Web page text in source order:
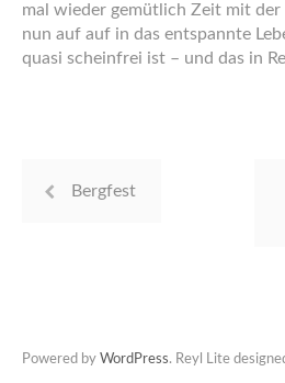
mal wieder gemütlich Zeit mit der
nun auf auf in das entspannte
quasi scheinfrei ist – und das in
Bergfest
Powered by WordPress. Reyl Lite